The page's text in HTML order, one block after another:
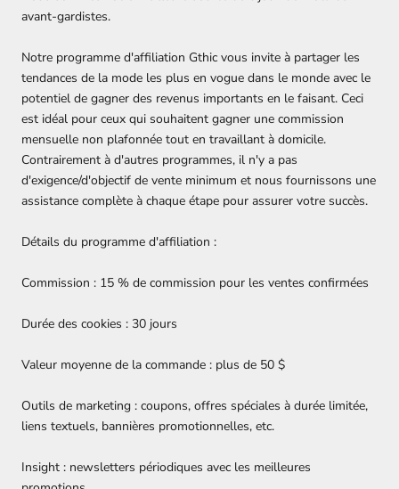
avant-gardistes.
Notre programme d'affiliation Gthic vous invite à partager les
tendances de la mode les plus en vogue dans le monde avec le
potentiel de gagner des revenus importants en le faisant. Ceci
est idéal pour ceux qui souhaitent gagner une commission
mensuelle non plafonnée tout en travaillant à domicile.
Contrairement à d'autres programmes, il n'y a pas
d'exigence/d'objectif de vente minimum et nous fournissons une
assistance complète à chaque étape pour assurer votre succès.
Détails du programme d'affiliation :
Commission : 15 % de commission pour les ventes confirmées
Durée des cookies : 30 jours
Valeur moyenne de la commande : plus de 50 $
Outils de marketing : coupons, offres spéciales à durée limitée,
liens textuels, bannières promotionnelles, etc.
Insight : newsletters périodiques avec les meilleures